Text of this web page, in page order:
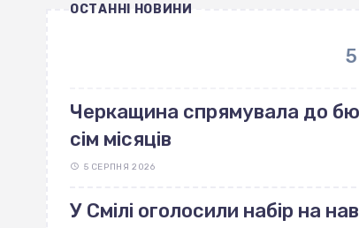
ОСТАННІ НОВИНИ
Черкащина спрямувала до
сім місяців
5 СЕРПНЯ 2026
У Смілі оголосили набір на